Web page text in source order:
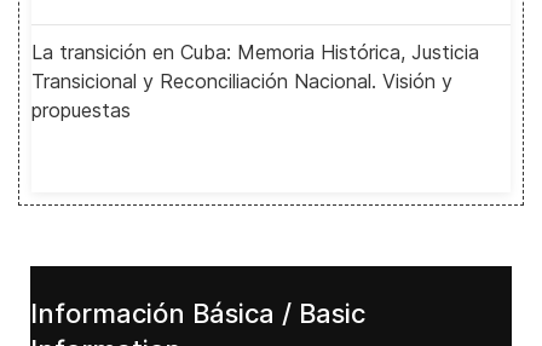
La transición en Cuba: Memoria Histórica, Justicia
Transicional y Reconciliación Nacional. Visión y
propuestas
Información Básica / Basic